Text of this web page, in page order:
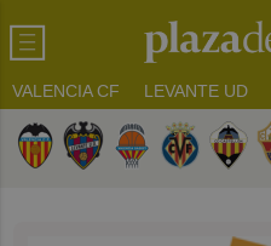
VALENCIA CF LEVANTE UD